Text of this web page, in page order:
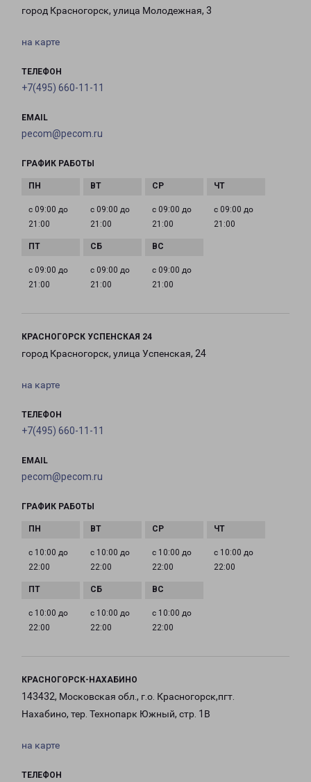
город Красногорск, улица Молодежная, 3
на карте
ТЕЛЕФОН
+7(495) 660-11-11
EMAIL
pecom@pecom.ru
ГРАФИК РАБОТЫ
с 09:00 до
21:00
с 09:00 до
21:00
с 09:00 до
21:00
с 09:00 до
21:00
с 09:00 до
21:00
с 09:00 до
21:00
с 09:00 до
21:00
КРАСНОГОРСК УСПЕНСКАЯ 24
город Красногорск, улица Успенская, 24
на карте
ТЕЛЕФОН
+7(495) 660-11-11
EMAIL
pecom@pecom.ru
ГРАФИК РАБОТЫ
с 10:00 до
22:00
с 10:00 до
22:00
с 10:00 до
22:00
с 10:00 до
22:00
с 10:00 до
22:00
с 10:00 до
22:00
с 10:00 до
22:00
КРАСНОГОРСК-НАХАБИНО
143432, Московская обл., г.о. Красногорск,пгт.
Нахабино, тер. Технопарк Южный, стр. 1В
на карте
ТЕЛЕФОН